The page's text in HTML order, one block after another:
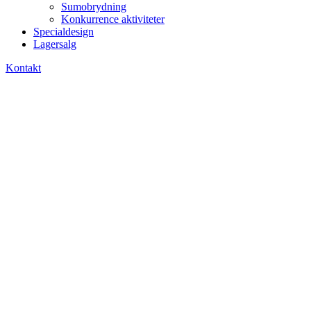
Sumobrydning
Konkurrence aktiviteter
Specialdesign
Lagersalg
Kontakt